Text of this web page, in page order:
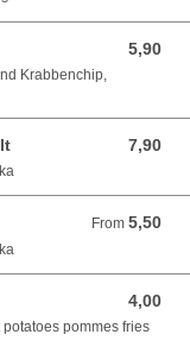
5,90
5,90 EUR
Krabbenchip,
7,90
7,90 EUR
From 5,50
From 5,50 EUR
4,00
4,00 EUR
pommes fries